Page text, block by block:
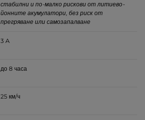
стабилни и по-малко рискови от литиево-
йонните акумулатори, без риск от
прегряване или самозапалване
3 A
до 8 часа
25 км/ч